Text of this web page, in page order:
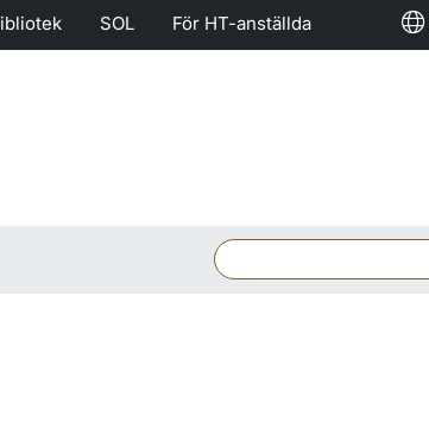
SOL För HT-anställda